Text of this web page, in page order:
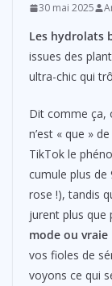
30 mai 2025
Les hydrolats
issues des
ultra-chic qui
Dit comme ça,
n’est « que »
TikTok le
cumule plus de
rose !), tandis
jurent plus que
mode ou
vos fioles de
voyons ce qui